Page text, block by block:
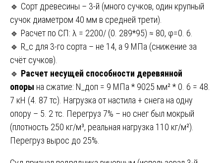
🔹 Сорт древесины – 3-й (много сучков, один крупный
сучок диаметром 40 мм в средней трети).
🔹 Расчет по СП: λ = 2200/ (0. 289*95) ≈ 80, φ=0. 6.
🔹 R_c для 3-го сорта – не 14, а 9 МПа (снижение за
счёт сучков).
🔹 Расчет несущей способности деревянной
опоры на сжатие: N_доп = 9 МПа * 9025 мм² * 0. 6 = 48.
7 кН (4. 87 тс). Нагрузка от настила + снега на одну
опору – 5. 2 тс. Перегруз 7% – но снег был мокрый
(плотность 250 кг/м³, реальная нагрузка 110 кг/м²).
Перегруз вырос до 25%.